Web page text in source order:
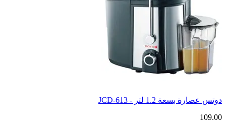
دوتس عصارة بسعة 1.2 لتر - JCD-613
109.00